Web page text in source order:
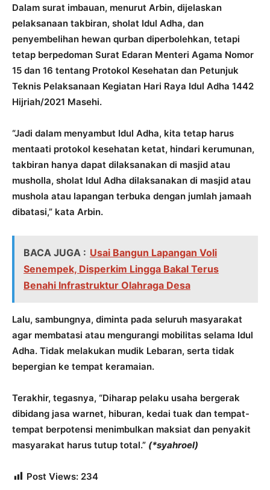
Dalam surat imbauan, menurut Arbin, dijelaskan
pelaksanaan takbiran, sholat Idul Adha, dan
penyembelihan hewan qurban diperbolehkan, tetapi
tetap berpedoman Surat Edaran Menteri Agama Nomor
15 dan 16 tentang Protokol Kesehatan dan Petunjuk
Teknis Pelaksanaan Kegiatan Hari Raya Idul Adha 1442
Hijriah/2021 Masehi.
“Jadi dalam menyambut Idul Adha, kita tetap harus
mentaati protokol kesehatan ketat, hindari kerumunan,
takbiran hanya dapat dilaksanakan di masjid atau
musholla, sholat Idul Adha dilaksanakan di masjid atau
mushola atau lapangan terbuka dengan jumlah jamaah
dibatasi,” kata Arbin.
BACA JUGA : Usai Bangun Lapangan Voli
Senempek, Disperkim Lingga Bakal Terus
Benahi Infrastruktur Olahraga Desa
Lalu, sambungnya, diminta pada seluruh masyarakat
agar membatasi atau mengurangi mobilitas selama Idul
Adha. Tidak melakukan mudik Lebaran, serta tidak
bepergian ke tempat keramaian.
Terakhir, tegasnya, “Diharap pelaku usaha bergerak
dibidang jasa warnet, hiburan, kedai tuak dan tempat-
tempat berpotensi menimbulkan maksiat dan penyakit
masyarakat harus tutup total.” (*syahroel)
Post Views: 234